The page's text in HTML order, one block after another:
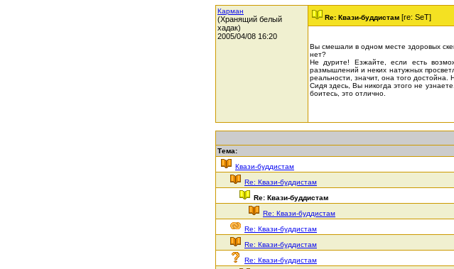
Карман
(Хранящий белый
хадак)
2005/04/08 16:20
Re: Квази-буддистам [re: SeT]
Вы смешали в одном месте здоровых
нет?
Не дурите! Езжайте, если есть
размышлений и неких натужных
реальности, значит, она того
Сидя здесь, Вы никогда этого не
боитесь, это отлично.
Тема:
Квази-буддистам
Re: Квази-буддистам
Re: Квази-буддистам
Re: Квази-буддистам
Re: Квази-буддистам
Re: Квази-буддистам
Re: Квази-буддистам